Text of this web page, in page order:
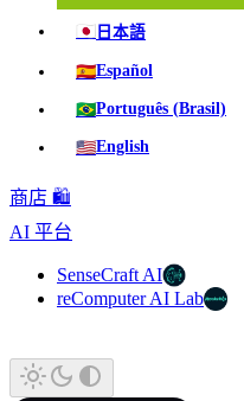
🇯🇵 日本語
🇪🇸Español
🇧🇷Português (Brasil)
🇺🇸English
商店 🛍️
AI 平台
SenseCraft AI
reComputer AI Lab